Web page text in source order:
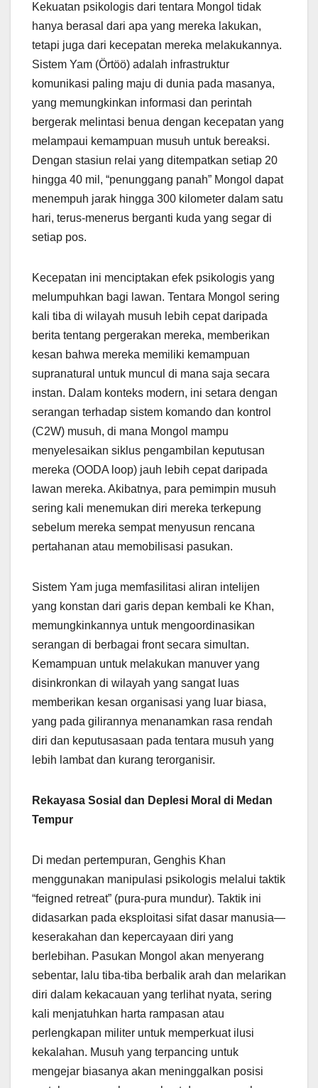
Kekuatan psikologis dari tentara Mongol tidak
hanya berasal dari apa yang mereka lakukan,
tetapi juga dari kecepatan mereka melakukannya.
Sistem Yam (Örtöö) adalah infrastruktur
komunikasi paling maju di dunia pada masanya,
yang memungkinkan informasi dan perintah
bergerak melintasi benua dengan kecepatan yang
melampaui kemampuan musuh untuk bereaksi.
Dengan stasiun relai yang ditempatkan setiap 20
hingga 40 mil, “penunggang panah” Mongol dapat
menempuh jarak hingga 300 kilometer dalam satu
hari, terus-menerus berganti kuda yang segar di
setiap pos.
Kecepatan ini menciptakan efek psikologis yang
melumpuhkan bagi lawan. Tentara Mongol sering
kali tiba di wilayah musuh lebih cepat daripada
berita tentang pergerakan mereka, memberikan
kesan bahwa mereka memiliki kemampuan
supranatural untuk muncul di mana saja secara
instan. Dalam konteks modern, ini setara dengan
serangan terhadap sistem komando dan kontrol
(C2W) musuh, di mana Mongol mampu
menyelesaikan siklus pengambilan keputusan
mereka (OODA loop) jauh lebih cepat daripada
lawan mereka. Akibatnya, para pemimpin musuh
sering kali menemukan diri mereka terkepung
sebelum mereka sempat menyusun rencana
pertahanan atau memobilisasi pasukan.
Sistem Yam juga memfasilitasi aliran intelijen
yang konstan dari garis depan kembali ke Khan,
memungkinkannya untuk mengoordinasikan
serangan di berbagai front secara simultan.
Kemampuan untuk melakukan manuver yang
disinkronkan di wilayah yang sangat luas
memberikan kesan organisasi yang luar biasa,
yang pada gilirannya menanamkan rasa rendah
diri dan keputusasaan pada tentara musuh yang
lebih lambat dan kurang terorganisir.
Rekayasa Sosial dan Deplesi Moral di Medan
Tempur
Di medan pertempuran, Genghis Khan
menggunakan manipulasi psikologis melalui taktik
“feigned retreat” (pura-pura mundur). Taktik ini
didasarkan pada eksploitasi sifat dasar manusia—
keserakahan dan kepercayaan diri yang
berlebihan. Pasukan Mongol akan menyerang
sebentar, lalu tiba-tiba berbalik arah dan melarikan
diri dalam kekacauan yang terlihat nyata, sering
kali menjatuhkan harta rampasan atau
perlengkapan militer untuk memperkuat ilusi
kekalahan. Musuh yang terpancing untuk
mengejar biasanya akan meninggalkan posisi